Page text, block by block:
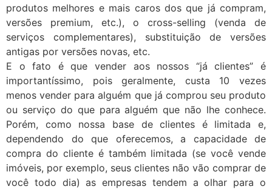
produtos melhores e mais caros dos que já compram,
versões premium, etc.), o cross-selling (venda de
serviços complementares), substituição de versões
antigas por versões novas, etc.
E o fato é que vender aos nossos “já clientes” é
importantíssimo, pois geralmente, custa 10 vezes
menos vender para alguém que já comprou seu produto
ou serviço do que para alguém que não lhe conhece.
Porém, como nossa base de clientes é limitada e,
dependendo do que oferecemos, a capacidade de
compra do cliente é também limitada (se você vende
imóveis, por exemplo, seus clientes não vão comprar de
você todo dia) as empresas tendem a olhar para o